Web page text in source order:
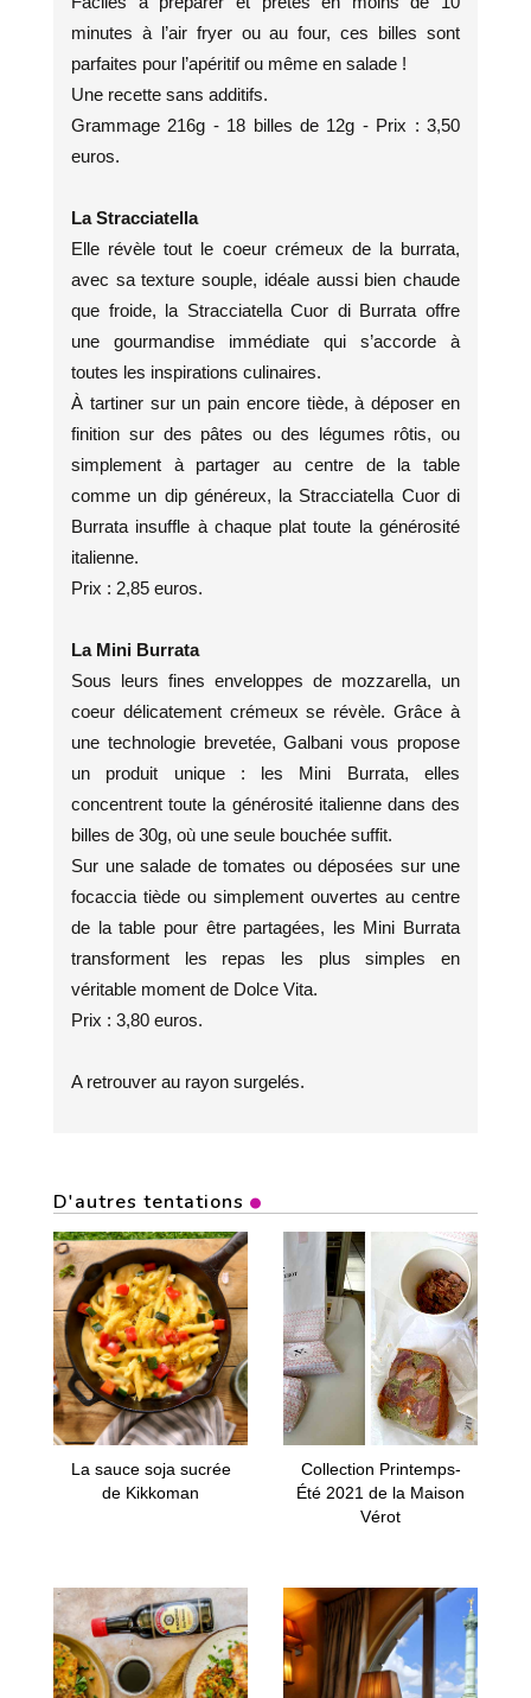
minutes à l’air fryer ou au four, ces billes sont
parfaites pour l’apéritif ou même en salade !
Une recette sans additifs.
Grammage 216g - 18 billes de 12g - Prix : 3,50
euros.
La Stracciatella
Elle révèle tout le coeur crémeux de la burrata,
avec sa texture souple, idéale aussi bien chaude
que froide, la Stracciatella Cuor di Burrata offre
une gourmandise immédiate qui s’accorde à
toutes les inspirations culinaires.
À tartiner sur un pain encore tiède, à déposer en
finition sur des pâtes ou des légumes rôtis, ou
simplement à partager au centre de la table
comme un dip généreux, la Stracciatella Cuor di
Burrata insuffle à chaque plat toute la générosité
italienne.
Prix : 2,85 euros.
La Mini Burrata
Sous leurs fines enveloppes de mozzarella, un
coeur délicatement crémeux se révèle. Grâce à
une technologie brevetée, Galbani vous propose
un produit unique : les Mini Burrata, elles
concentrent toute la générosité italienne dans des
billes de 30g, où une seule bouchée suffit.
Sur une salade de tomates ou déposées sur une
focaccia tiède ou simplement ouvertes au centre
de la table pour être partagées, les Mini Burrata
transforment les repas les plus simples en
véritable moment de Dolce Vita.
Prix : 3,80 euros.
A retrouver au rayon surgelés.
D'autres tentations
La sauce soja sucrée
de Kikkoman
Collection Printemps-
Été 2021 de la Maison
Vérot